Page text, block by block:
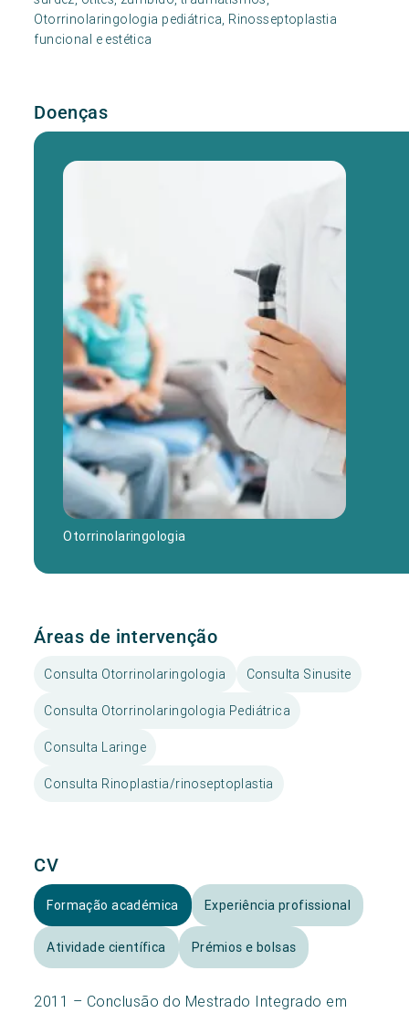
Otorrinolaringologia pediátrica, Rinosseptoplastia
funcional e estética
Doenças
Otorrinolaringologia
Áreas de intervenção
Consulta Otorrinolaringologia Consulta Sinusite
Consulta Otorrinolaringologia Pediátrica
Consulta Laringe
Consulta Rinoplastia/rinoseptoplastia
CV
Formação académica Experiência profissional
Atividade científica Prémios e bolsas
2011 – Conclusão do Mestrado Integrado em